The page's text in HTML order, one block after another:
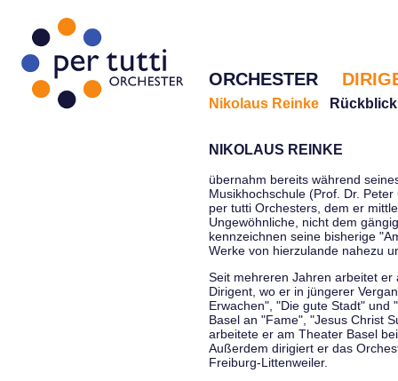
ORCHESTER
Nikolaus Reinke Rückblick
NIKOLAUS REINKE
übernahm bereits während
Musikhochschule (Prof. Dr.
per tutti Orchesters, dem er
Ungewöhnliche, nicht dem
kennzeichnen seine bisherige
Werke von hierzulande nahezu
Seit mehreren Jahren arbeitet
Dirigent, wo er in jüngerer
Erwachen", "Die gute Stadt" und
Basel an "Fame", "Jesus Christ
arbeitete er am Theater Basel
Außerdem dirigiert er das
Freiburg-Littenweiler.